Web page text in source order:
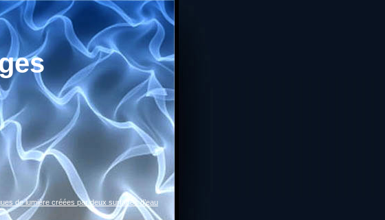
de lumière créées par deux surfaces d’eau